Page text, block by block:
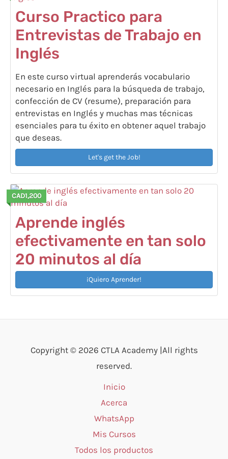
Curso Practico para
Entrevistas de Trabajo en
Inglés
En este curso virtual aprenderás vocabulario
necesario en Inglés para la búsqueda de trabajo,
confección de CV (resume), preparación para
entrevistas en Inglés y muchas mas técnicas
esenciales para tu éxito en obtener aquel trabajo
que deseas.
Let's get the Job!
CAD1,200
Aprende inglés
efectivamente en tan solo
20 minutos al día
¡Quiero Aprender!
Copyright © 2026 CTLA Academy |All rights
reserved.
Inicio
Acerca
WhatsApp
Mis Cursos
Todos los productos